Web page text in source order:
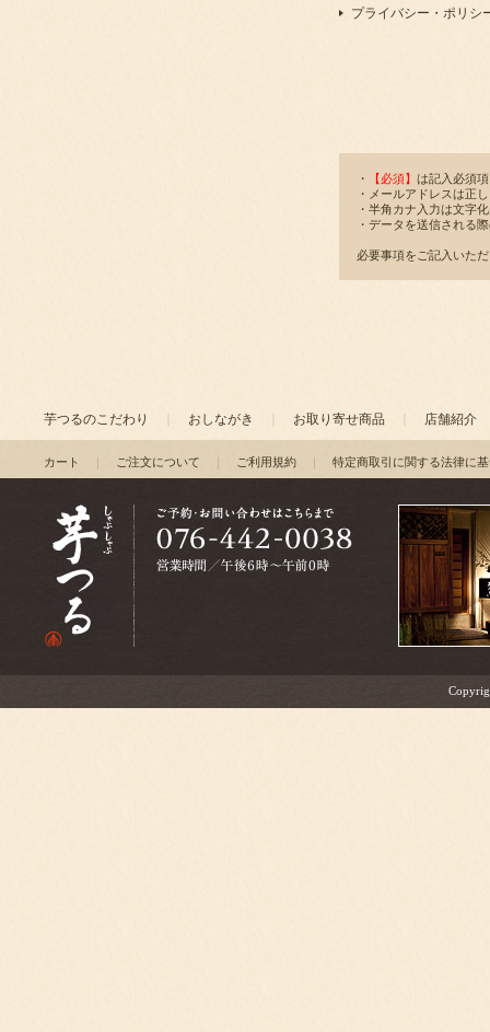
プライバシー・ポリシ
・ 【必須】 は記入必須
・メールアドレスは正
・半角カナ入力は文字
・データを送信される
必要事項をご記入いた
芋つるのこだわり おしながき お取り寄せ商品 店舗紹介
カート ｜ ご注文について ご利用規約 ｜ 特定商取引に関する法律に